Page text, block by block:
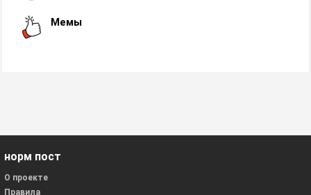
Мемы
норм пост
О проекте
Правила